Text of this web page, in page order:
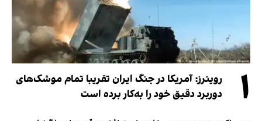
۱
رویترز: آمریکا در جنگ ایران تقریبا تمام موشک‌های
دوربرد دقیق خود را به‌کار برده است